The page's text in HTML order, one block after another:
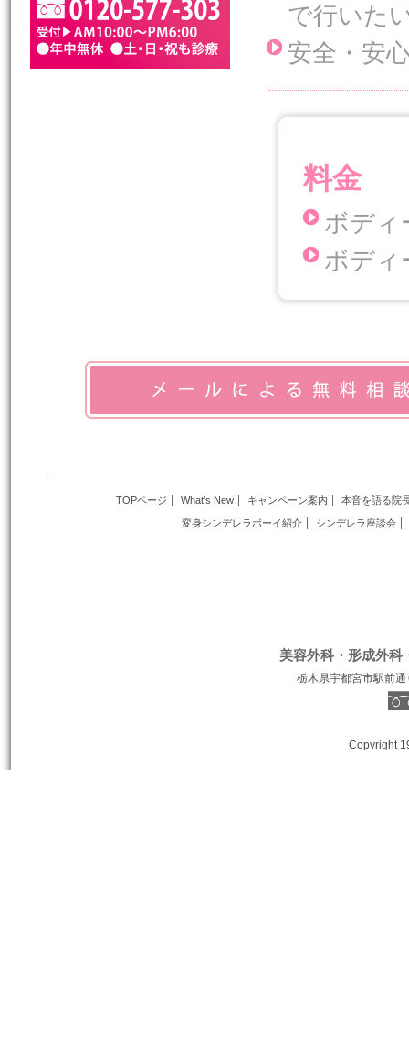
で行いた
安全・安
料金
ボデ
ボデ
TOPページ What’s New キャンペーン案内 本音を語る院
変身シンデレラボーイ紹介 シンデレラ座談会
美容外科・形成外科
栃木県宇都宮市駅前
Copyright